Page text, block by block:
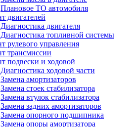
Плановое ТО автомобиля
двигателей
Диагностика двигателя
Диагностика топливной системы
рулевого управления
трансмиссии
подвески и ходовой
Диагностика ходовой части
Замена амортизаторов
Замена стоек стабилизатора
Замена втулок стабилизатора
Замена задних амортизаторов
Замена опорного подшипника
Замена опоры амортизатора